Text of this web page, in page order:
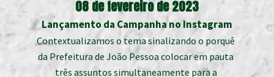
08 de fevereiro de 2023
Lançamento da Campanha no Instagram
Contextualizamos o tema sinalizando o porquê
da Prefeitura de João Pessoa colocar em pauta
três assuntos simultaneamente para a